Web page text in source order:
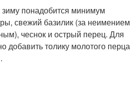
понадобится минимум
свежий базилик (за неимением
чеснок и острый перец. Для
добавить толику молотого перца